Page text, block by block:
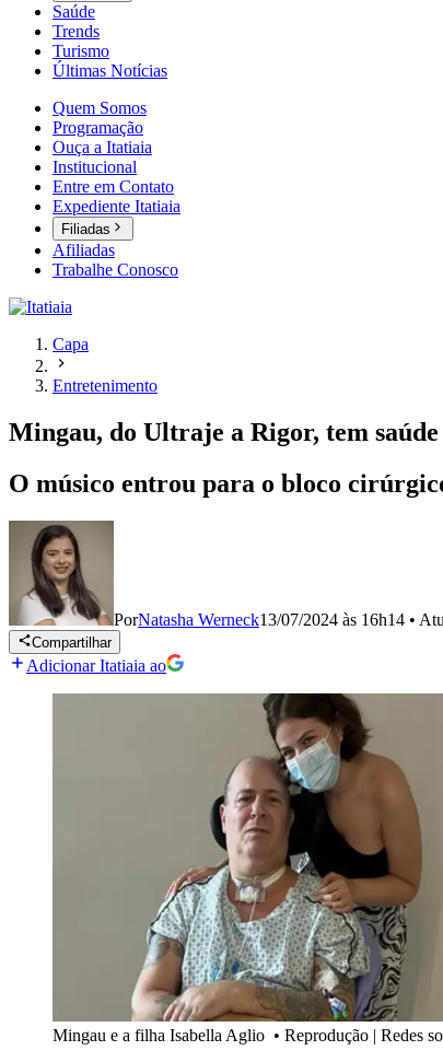
Saúde
Trends
Turismo
Últimas Notícias
Quem Somos
Programação
Ouça a Itatiaia
Institucional
Entre em Contato
Expediente Itatiaia
Filiadas
Afiliadas
Trabalhe Conosco
Capa
Entretenimento
Mingau, do Ultraje a Rigor, tem
O músico entrou para o bloco
PorNatasha Werneck13/07/2024 às 16h14 •
Compartilhar
Adicionar Itatiaia ao
Mingau e a filha Isabella Aglio • Reprodução | Redes